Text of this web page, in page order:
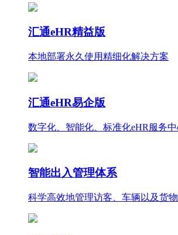
汇通eHR精益版
本地部署永久使用精细化解决方案
汇通eHR易企版
数字化、智能化、标准化eHR服务
智能出入管理体系
科学高效地管理访客、车辆以及货物